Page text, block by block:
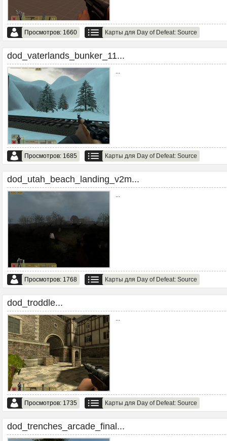
Просмотров: 1660 Карты для Day of Defeat: Source
dod_vaterlands_bunker_11...
...
Просмотров: 1685 Карты для Day of Defeat: Source
dod_utah_beach_landing_v2m...
...
Просмотров: 1768 Карты для Day of Defeat: Source
dod_troddle...
...
Просмотров: 1735 Карты для Day of Defeat: Source
dod_trenches_arcade_final...